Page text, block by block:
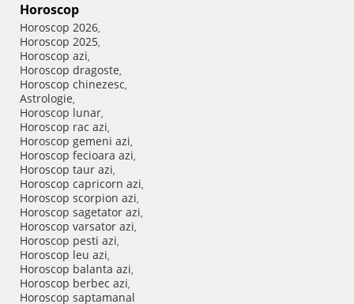
Horoscop
Horoscop 2026,
Horoscop 2025,
Horoscop azi,
Horoscop dragoste,
Horoscop chinezesc,
Astrologie,
Horoscop lunar,
Horoscop rac azi,
Horoscop gemeni azi,
Horoscop fecioara azi,
Horoscop taur azi,
Horoscop capricorn azi,
Horoscop scorpion azi,
Horoscop sagetator azi,
Horoscop varsator azi,
Horoscop pesti azi,
Horoscop leu azi,
Horoscop balanta azi,
Horoscop berbec azi,
Horoscop saptamanal